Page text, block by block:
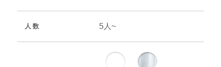
人数 5人~